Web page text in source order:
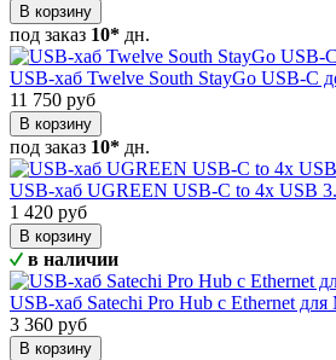
В корзину
под заказ 10* дн.
USB-хаб Twelve South StayGo USB-C
11 750 руб
В корзину
под заказ 10* дн.
USB-хаб UGREEN USB-C to 4x USB
1 420 руб
В корзину
в наличии
USB-хаб Satechi Pro Hub с Ethernet
3 360 руб
В корзину